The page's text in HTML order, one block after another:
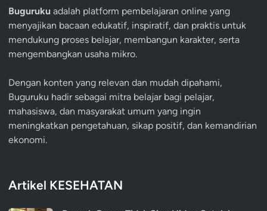
Buguruku adalah platform pembelajaran online yang
menyajikan bacaan edukatif, inspiratif, dan praktis untuk
mendukung proses belajar, membangun karakter, serta
mengembangkan usaha mikro.
Dengan konten yang relevan dan mudah dipahami,
Buguruku hadir sebagai mitra belajar bagi pelajar,
mahasiswa, dan masyarakat umum yang ingin
meningkatkan pengetahuan, sikap positif, dan kemandirian
ekonomi.
Artikel KESEHATAN